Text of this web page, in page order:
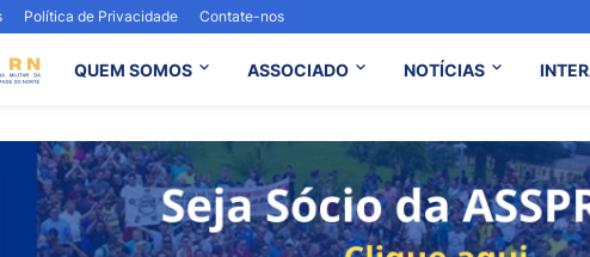
Política de Privacidade Contate-nos
QUEM SOMOS ASSOCIADO NOTÍCIAS